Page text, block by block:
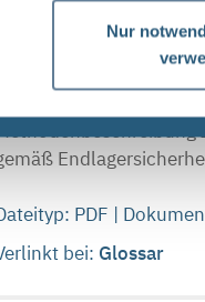
Nur
Anlage:
PDF |
bei: Glossar